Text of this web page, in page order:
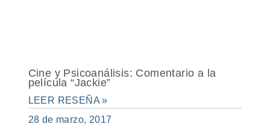
Cine y Psicoanálisis: Comentario a la
película “Jackie”
LEER RESEÑA »
28 de marzo, 2017